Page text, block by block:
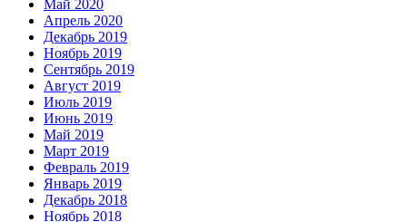
Май 2020
Апрель 2020
Декабрь 2019
Ноябрь 2019
Сентябрь 2019
Август 2019
Июль 2019
Июнь 2019
Май 2019
Март 2019
Февраль 2019
Январь 2019
Декабрь 2018
Ноябрь 2018